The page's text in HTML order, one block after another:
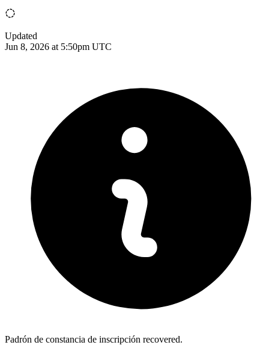
Updated
Jun 8, 2026 at 5:50pm UTC
Padrón de constancia de inscripción recovered.